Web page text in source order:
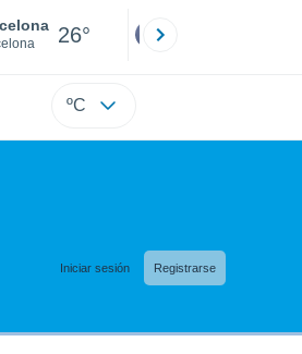
26°
ºC
Iniciar sesión Registrarse